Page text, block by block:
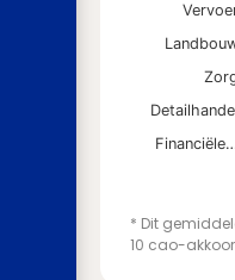
* Dit
10 cao-